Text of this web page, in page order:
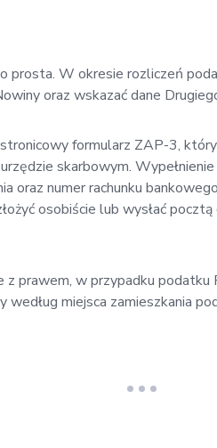
prosta. W okresie rozliczeń
oraz wskazać dane
formularz ZAP-3,
skarbowym.
oraz numer rachunku
osobiście lub wysłać
prawem, w przypadku podatku
według miejsca zamieszkania